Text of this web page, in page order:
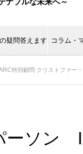
疑問答えます コラム・
特別顧問 クリストファー
ーソン